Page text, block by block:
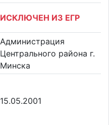
ИСКЛЮЧЕН ИЗ ЕГР
Администрация
Центрального района г.
Минска
15.05.2001